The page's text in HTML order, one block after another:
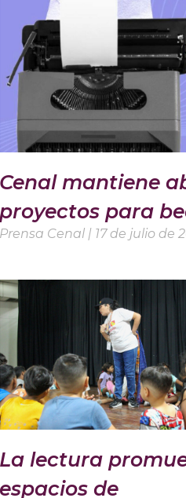
Cenal mantiene
proyectos para
Prensa Cenal 17 de julio de
La lectura
espacios de